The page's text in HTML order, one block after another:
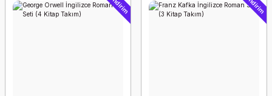
İndirim İndirim